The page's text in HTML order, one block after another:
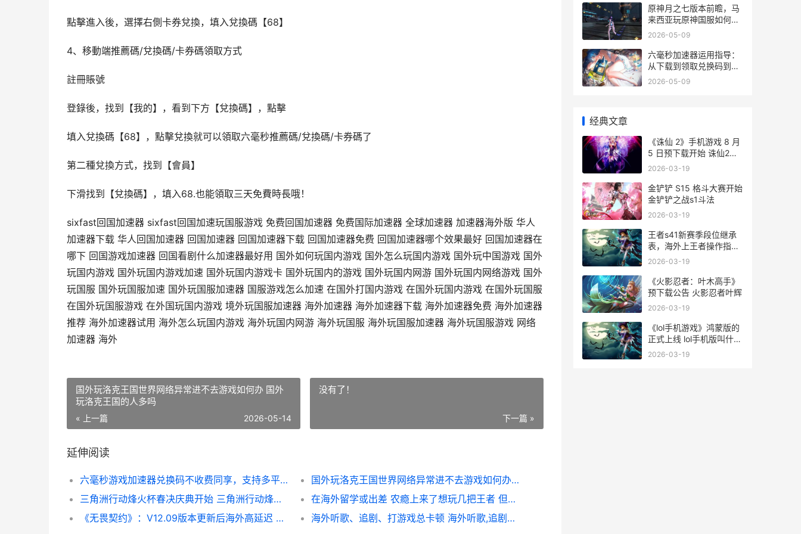
點擊進入後，選擇右側卡券兌換，填入兌換碼【68】
4、移動端推薦碼/兌換碼/卡券碼領取方式
註冊賬號
登錄後，找到【我的】，看到下方【兌換碼】，點擊
填入兌換碼【68】，點擊兌換就可以領取六毫秒推薦碼/兌換碼/卡券碼了
第二種兌換方式，找到【會員】
下滑找到【兌換碼】，填入68.也能領取三天免費時長哦！
sixfast回国加速器 sixfast回国加速玩国服游戏 免费回国加速器 免费国际加速器 全球加速器 加速器海外版 华人
加速器下载 华人回国加速器 回国加速器 回国加速器下载 回国加速器免费 回国加速器哪个效果最好 回国加速器在
哪下 回国游戏加速器 回国看剧什么加速器最好用 国外如何玩国内游戏 国外怎么玩国内游戏 国外玩中国游戏 国外
玩国内游戏 国外玩国内游戏加速 国外玩国内游戏卡 国外玩国内的游戏 国外玩国内网游 国外玩国内网络游戏 国外
玩国服 国外玩国服加速 国外玩国服加速器 国服游戏怎么加速 在国外打国内游戏 在国外玩国内游戏 在国外玩国服
在国外玩国服游戏 在外国玩国内游戏 境外玩国服加速器 海外加速器 海外加速器下载 海外加速器免费 海外加速器
推荐 海外加速器试用 海外怎么玩国内游戏 海外玩国内网游 海外玩国服 海外玩国服加速器 海外玩国服游戏 网络
加速器 海外
国外玩洛克王国世界网络异常进不去游戏如何办 国外
玩洛克王国的人多吗
« 上一篇 2026-05-14
没有了！
下一篇 »
延伸阅读
六毫秒游戏加速器兑换码不收费同享，支持多平台运用 6.5秒加速
国外玩洛克王国世界网络异常进不去游戏如何办 国外玩洛克王国的人多吗
三角洲行动烽火杯春决庆典开始 三角洲行动烽火地带怎么玩
在海外留学或出差 农瘾上来了想玩几把王者 但延迟很高 在海外留学有什么好处与坏处
《无畏契约》：V12.09版本更新后海外高延迟 无畏契约体验服
海外听歌、追剧、打游戏总卡顿 海外听歌,追剧的app
原神月之七版本前瞻，马
来西亚玩原神国服如何降
低延迟 原神月之七版本什
2026-05-09
六毫秒加速器运用指导：
从下载到领取兑换码到优
化游戏尝试
2026-05-09
经典文章
《诛仙 2》手机游戏 8 月
5 日预下载开始 诛仙2端
游
2026-03-19
金铲铲 S15 格斗大赛开始
金铲铲之战s1斗法
2026-03-19
王者s41新赛季段位继承
表，海外上王者操作指导
王者s4赛季到现在有多少
2026-03-19
《火影忍者：叶木高手》
预下载公告 火影忍者叶辉
2026-03-19
《lol手机游戏》鸿蒙版的
正式上线 lol手机版叫什么
名字
2026-03-19